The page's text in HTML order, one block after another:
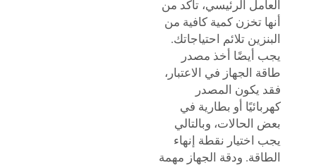
العامل الرئيسي، تأكد من
أنها تخزن كمية كافية من
البنزين تلائم احتياجاتك.
يجب أيضًا أخذ مصدر
طاقة الجهاز في الاعتبار،
فقد يكون المصدر
كهربائيًا أو بطارية في
بعض الحالات، وبالتالي
يجب اختيار نقطة إنهاء
الطاقة. ودقة الجهاز مهمة